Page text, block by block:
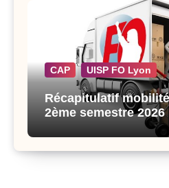
CAP UISP FO Lyon
Récapitulatif
2ème semestre 2026